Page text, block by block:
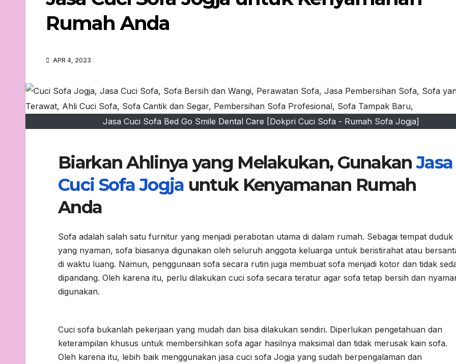
Rumah Anda
APR 4, 2023
Jasa Cuci Sofa Bed Go Smile Dental Care [Dokpri Cuci Sofa - Rumah Sofa Jogja]
Biarkan Ahlinya yang Melakukan, GunakanJasa
Cuci Sofa Jogja untuk Kenyamanan Rumah
Anda
Sofa adalah salah satu furnitur yang menjadi perabotan utama di dalam rumah. Sebagai tempat duduk
yang nyaman, sofa biasanya digunakan oleh seluruh anggota keluarga untuk beristirahat atau
di waktu luang. Namun, penggunaan sofa secara rutin juga membuat sofa menjadi kotor dan tidak
dipandang. Oleh karena itu, perlu dilakukan cuci sofa secara teratur agar sofa tetap bersih dan
digunakan.
Cuci sofa bukanlah pekerjaan yang mudah dan bisa dilakukan sendiri. Diperlukan pengetahuan dan
keterampilan khusus untuk membersihkan sofa agar hasilnya maksimal dan tidak merusak kain sofa.
Oleh karena itu, lebih baik menggunakan jasa cuci sofa Jogja yang sudah berpengalaman dan